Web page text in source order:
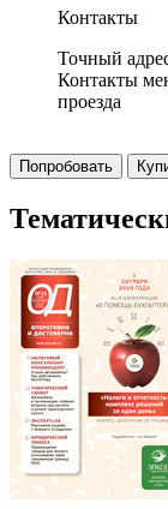
Контакты
Точный
Контакты
проезда
Попробовать